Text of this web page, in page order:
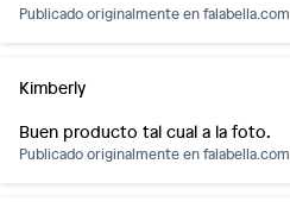
Publicado originalmente enfalabella.com
Kimberly
Buen producto tal cual a la foto.
Publicado originalmente enfalabella.com